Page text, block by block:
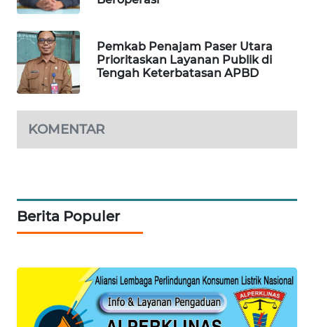
Pemkab Penajam Paser Utara
Prioritaskan Layanan Publik di
Tengah Keterbatasan APBD
KOMENTAR
Berita Populer
KARING
NEWS
JURNAL
NEWS